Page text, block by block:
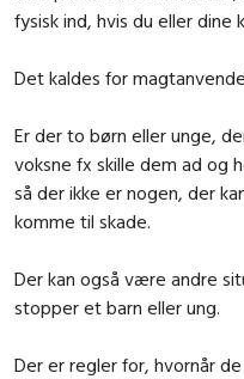
fysisk ind, hvis du eller dine
Det kaldes for
Er der to børn eller unge,
voksne fx skille dem ad og
så der ikke er nogen, der
komme til skade.
Der kan også være andre
stopper et barn eller ung.
Der er regler for, hvornår